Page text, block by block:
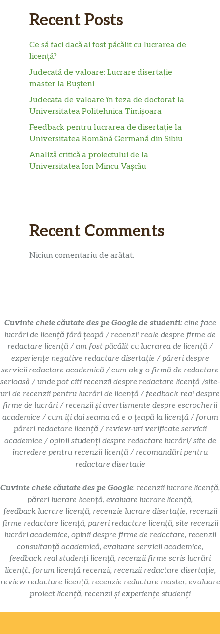
Recent Posts
Ce să faci dacă ai fost păcălit cu lucrarea de
licență?
Judecată de valoare: Lucrare disertație
master la Bușteni
Judecata de valoare în teza de doctorat la
Universitatea Politehnica Timișoara
Feedback pentru lucrarea de disertație la
Universitatea Română Germană din Sibiu
Analiză critică a proiectului de la
Universitatea Ion Mincu Vașcău
Recent Comments
Niciun comentariu de arătat.
Cuvinte cheie căutate des pe Google de studenti: cine face
lucrări de licență fără țeapă / recenzii reale despre firme de
redactare licență / am fost păcălit cu lucrarea de licență /
experiențe negative redactare disertație / păreri despre
servicii redactare academică / cum aleg o firmă de redactare
serioasă / unde pot citi recenzii despre redactare licență /site-
uri de recenzii pentru lucrări de licență / feedback real despre
firme de lucrări / recenzii și avertismente despre escrocherii
academice / cum îți dai seama că e o țeapă la licență / forum
păreri redactare licență / review-uri verificate servicii
academice / opinii studenți despre redactare lucrări/ site de
încredere pentru recenzii licență / recomandări pentru
redactare disertație
Cuvinte cheie căutate des pe Google: recenzii lucrare licență,
păreri lucrare licență, evaluare lucrare licență,
feedback lucrare licență, recenzie lucrare disertație, recenzii
firme redactare licență, pareri redactare licență, site recenzii
lucrări academice, opinii despre firme de redactare, recenzii
consultanță academică, evaluare servicii academice,
feedback real studenți licență, recenzii firme scris lucrări
licență, forum licență recenzii, recenzii redactare disertație,
review redactare licență, recenzie redactare master, evaluare
proiect licență, recenzii și experiențe studenți